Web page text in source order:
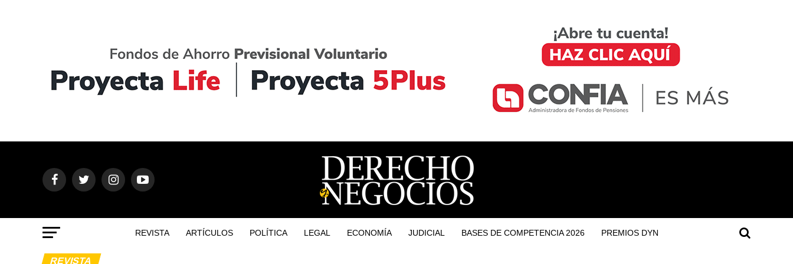
REVISTA ARTÍCULOS POLÍTICA LEGAL ECONOMÍA JUDICIAL BASES DE COMPETENCIA 2026 PREMIOS DYN
REVISTA